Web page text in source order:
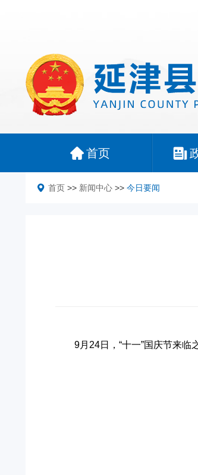
首页
首页 >> 新闻中心 >> 今日要闻
9月24日，“十一”国庆节来临